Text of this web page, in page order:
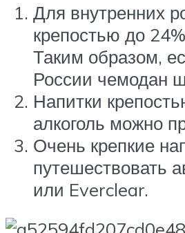
Для внутренних
крепостью до
Таким образом,
России чемодан
Напитки
алкоголь можно
Очень крепкие
путешествовать
или Everclear.